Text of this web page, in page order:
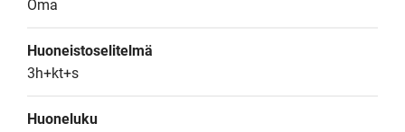
Oma
Huoneistoselitelmä
3h+kt+s
Huoneluku